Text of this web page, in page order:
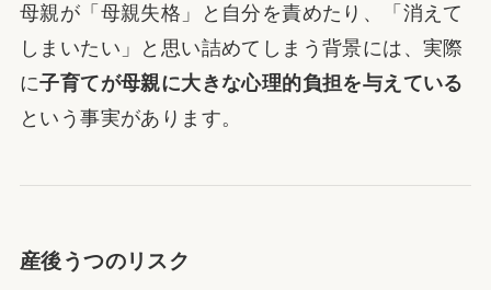
母親が「母親失格」と自分を責めたり、「消えて
しまいたい」と思い詰めてしまう背景には、実際
に子育てが母親に大きな心理的負担を与えている
という事実があります。
産後うつのリスク